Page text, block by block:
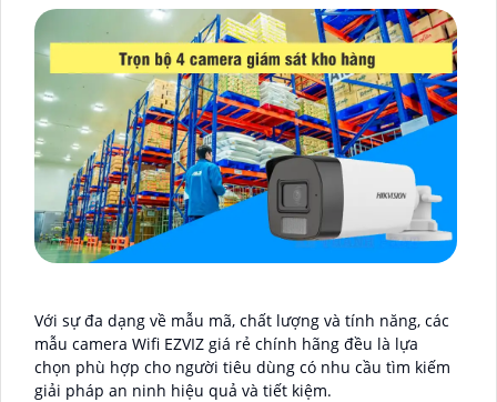
Với sự đa dạng về mẫu mã, chất lượng và tính năng, các
mẫu camera Wifi EZVIZ giá rẻ chính hãng đều là lựa
chọn phù hợp cho người tiêu dùng có nhu cầu tìm kiếm
giải pháp an ninh hiệu quả và tiết kiệm.